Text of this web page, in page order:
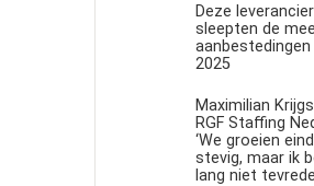
Deze
sleepten de
aanbestedingen
2025
Maximilian
RGF Staffing
‘We groeien
stevig, maar ik
lang niet